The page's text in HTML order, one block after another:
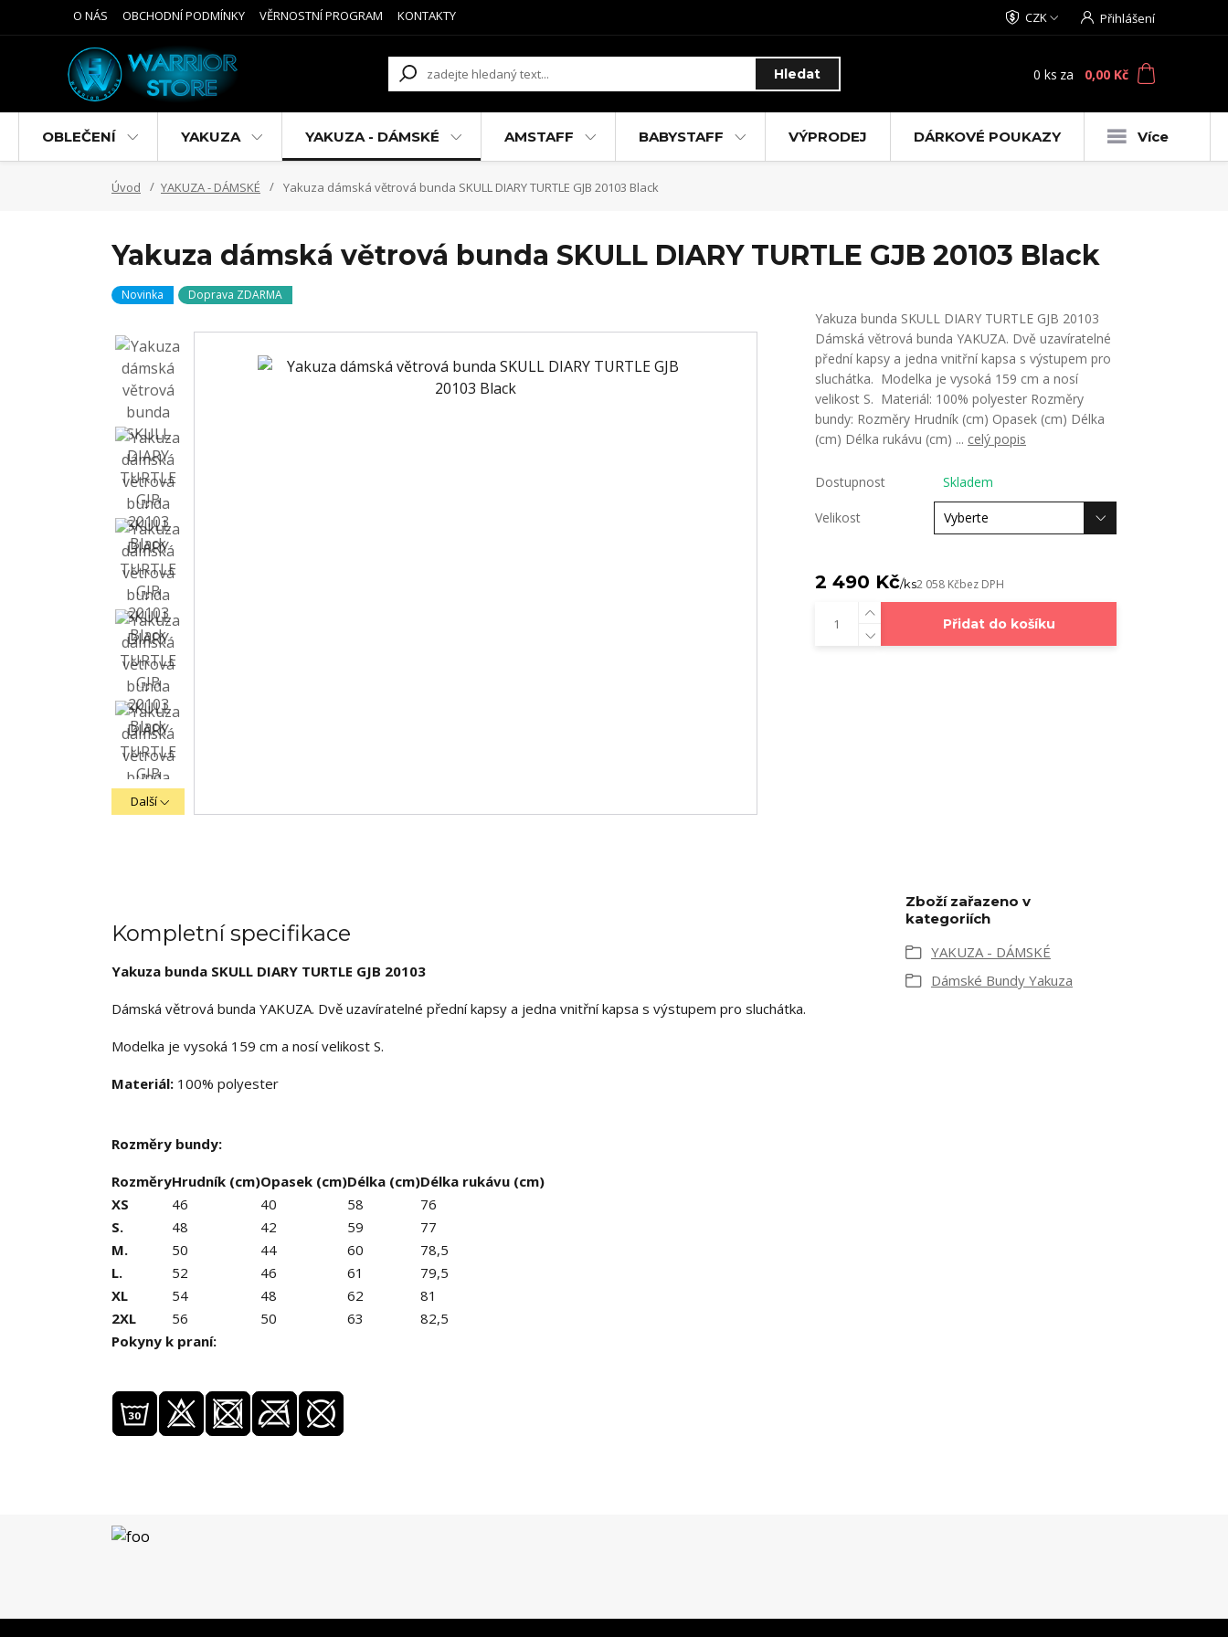
O NÁS OBCHODNÍ PODMÍNKY VĚRNOSTNÍ PROGRAM KONTAKTY CZK Přihlášení
Hledat 0 ks za 0,00 Kč
OBLEČENÍ YAKUZA YAKUZA - DÁMSKÉ AMSTAFF BABYSTAFF VÝPRODEJ DÁRKOVÉ POUKAZY Více
Úvod YAKUZA - DÁMSKÉ Yakuza dámská větrová bunda SKULL DIARY TURTLE GJB 20103 Black
Yakuza dámská větrová bunda SKULL DIARY TURTLE GJB 20103 Black
Novinka Doprava ZDARMA
Další
Yakuza bunda SKULL DIARY TURTLE GJB 20103
Dámská větrová bunda YAKUZA. Dvě uzavíratelné
přední kapsy a jedna vnitřní kapsa s výstupem pro
sluchátka. Modelka je vysoká 159 cm a nosí
velikost S. Materiál: 100% polyester Rozměry
bundy: Rozměry Hrudník (cm) Opasek (cm) Délka
(cm) Délka rukávu (cm) ... celý popis
Dostupnost Skladem
Velikost
2 490 Kč/ks2 058 Kčbez DPH
Přidat do košíku
Kompletní specifikace
Yakuza bunda SKULL DIARY TURTLE GJB 20103
Dámská větrová bunda YAKUZA. Dvě uzavíratelné přední kapsy a jedna vnitřní kapsa s výstupem pro sluchátka.
Modelka je vysoká 159 cm a nosí velikost S.
Materiál: 100% polyester
Rozměry bundy:
RozměryHrudník (cm)Opasek (cm)Délka (cm)Délka rukávu (cm)
XS
46 40 58
76
S.
48 42 59
77
M.
50 44 60
78,5
L.
52 46 61
79,5
XL
54 48 62
81
2XL
56 50 63
82,5
Pokyny k praní:
Zboží zařazeno v
kategoriích
YAKUZA - DÁMSKÉ
Dámské Bundy Yakuza